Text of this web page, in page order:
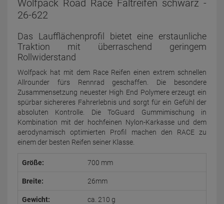
Wolfpack Road Race Faltreifen schwarz -
26-622
Das Laufflächenprofil bietet eine erstaunliche
Traktion mit überraschend geringem
Rollwiderstand
Wolfpack hat mit dem Race Reifen einen extrem schnellen
Allrounder fürs Rennrad geschaffen. Die besondere
Zusammensetzung neuester High End Polymere erzeugt ein
spürbar sichereres Fahrerlebnis und sorgt für ein Gefühl der
absoluten Kontrolle. Die ToGuard Gummimischung in
Kombination mit der hochfeinen Nylon-Karkasse und dem
aerodynamisch optimierten Profil machen den RACE zu
einem der besten Reifen seiner Klasse.
Größe: 700 mm
Breite: 26mm
Gewicht: ca. 210 g